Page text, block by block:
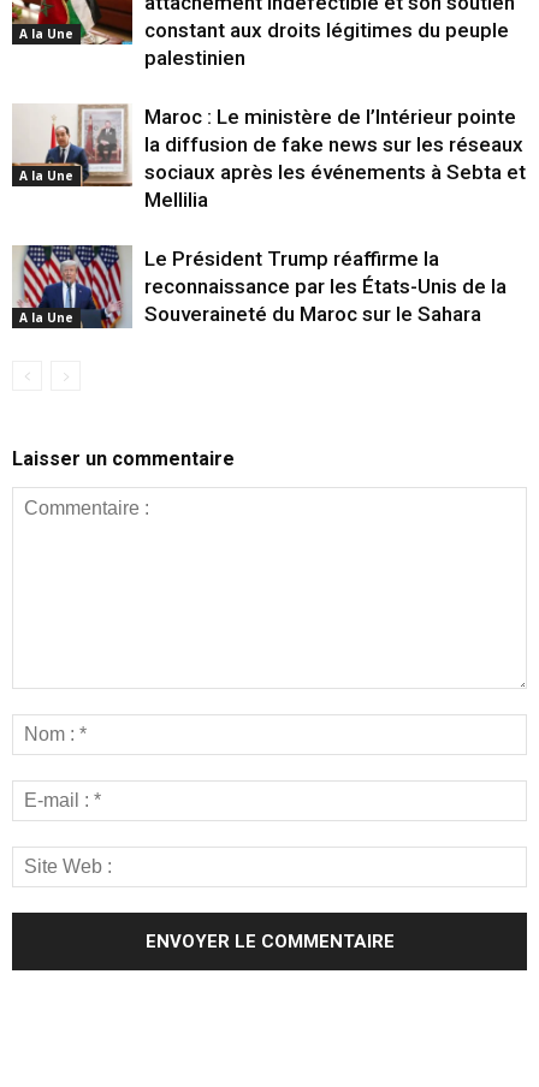
A la Une
constant aux droits légitimes du peuple
palestinien
A la Une
Maroc : Le ministère de l’Intérieur pointe
la diffusion de fake news sur les réseaux
sociaux après les événements à Sebta et
Mellilia
A la Une
Le Président Trump réaffirme la
reconnaissance par les États-Unis de la
Souveraineté du Maroc sur le Sahara
Laisser un commentaire